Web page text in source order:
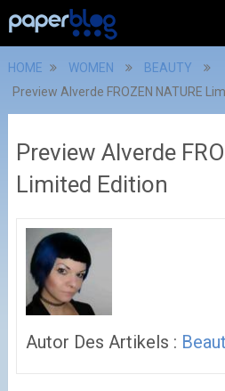
HOME WOMEN
BEAUTY
Preview Alverde FROZEN NATURE
Preview Alverde
Limited Edition
Autor Des Artikels :